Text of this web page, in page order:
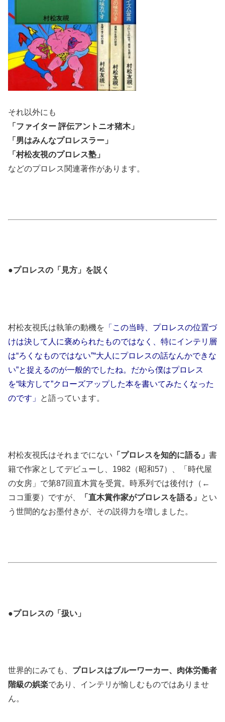
それ以外にも
「ファイター 評伝アントニオ猪木」
「男はみんなプロレスラー」
「村松友視のプロレス塾」
などのプロレス関連著作があります。
●プロレスの「見方」を説く
村松友視氏は執筆の動機を 「この当時、プロレスの位置づ
けは決して人に褒められたものではなく、特にインテリ層
は“ろくなものではない”“大人にプロレスの話なんかできな
い”と捉えるのが一般的でしたね。だから僕はプロレス
を“味方して”クローズアップした本を書いてみたくなった
のです」
と語っています。
村松友視氏はそれまでにない 「プロレスを知的に語る」 書
籍で作家としてデビューし、1982（昭和57）、「時代屋
の女房」で第87回直木賞を受賞。時系列では後付け（←
ココ重要）ですが、
「直木賞作家がプロレスを語る」
とい
う世間的なお墨付きが、その説得力を増しました。
●プロレスの「扱い」
世界的にみても、 プロレスはブルーワーカー、肉体労働者
階級の娯楽であり、インテリが愉しむものではありませ
ん。